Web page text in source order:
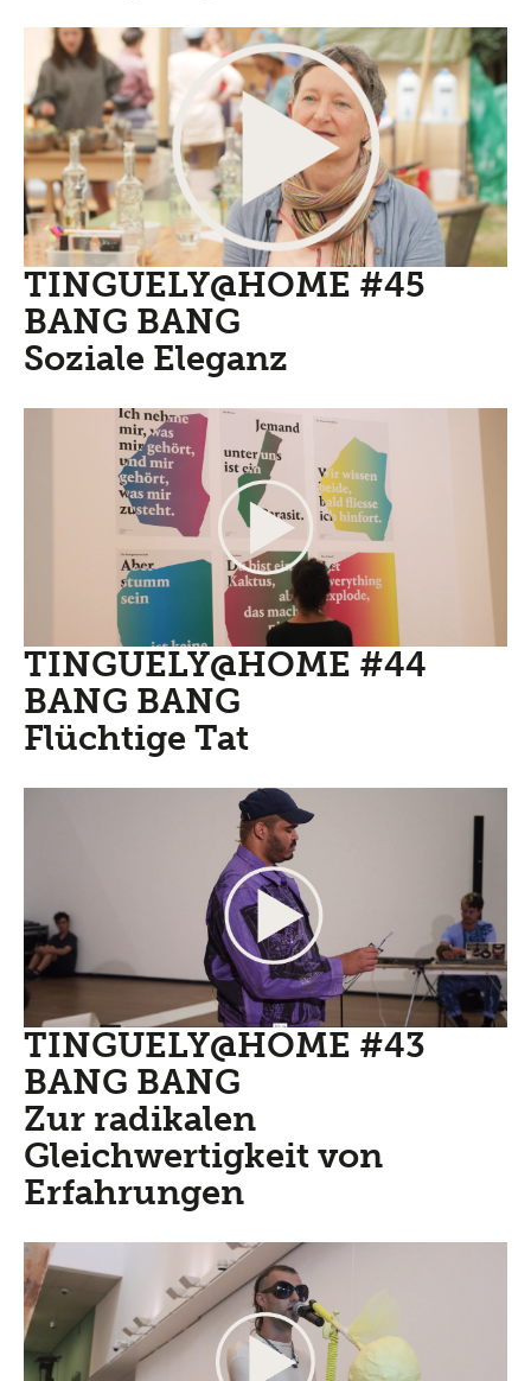
TINGUELY@HOME #45
BANG BANG
Soziale Eleganz
TINGUELY@HOME #44
BANG BANG
Flüchtige Tat
TINGUELY@HOME #43
BANG BANG
Zur radikalen
Gleichwertigkeit von
Erfahrungen